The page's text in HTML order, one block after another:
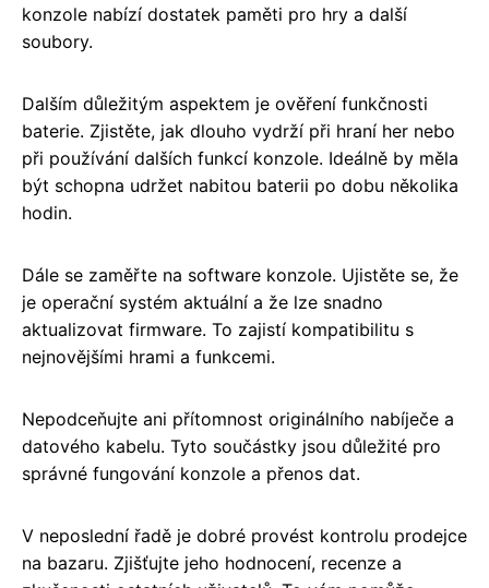
konzole nabízí dostatek paměti pro hry a další
soubory.
Dalším důležitým aspektem je ověření funkčnosti
baterie. Zjistěte, jak dlouho vydrží při hraní her nebo
při používání dalších funkcí konzole. Ideálně by měla
být schopna udržet nabitou baterii po dobu několika
hodin.
Dále se zaměřte na software konzole. Ujistěte se, že
je operační systém aktuální a že lze snadno
aktualizovat firmware. To zajistí kompatibilitu s
nejnovějšími hrami a funkcemi.
Nepodceňujte ani přítomnost originálního nabíječe a
datového kabelu. Tyto součástky jsou důležité pro
správné fungování konzole a přenos dat.
V neposlední řadě je dobré provést kontrolu prodejce
na bazaru. Zjišťujte jeho hodnocení, recenze a